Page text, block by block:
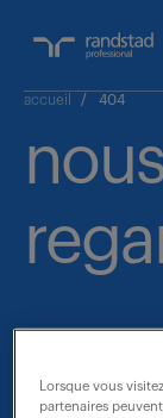
accueil / 404
Lorsque vous
partenaires